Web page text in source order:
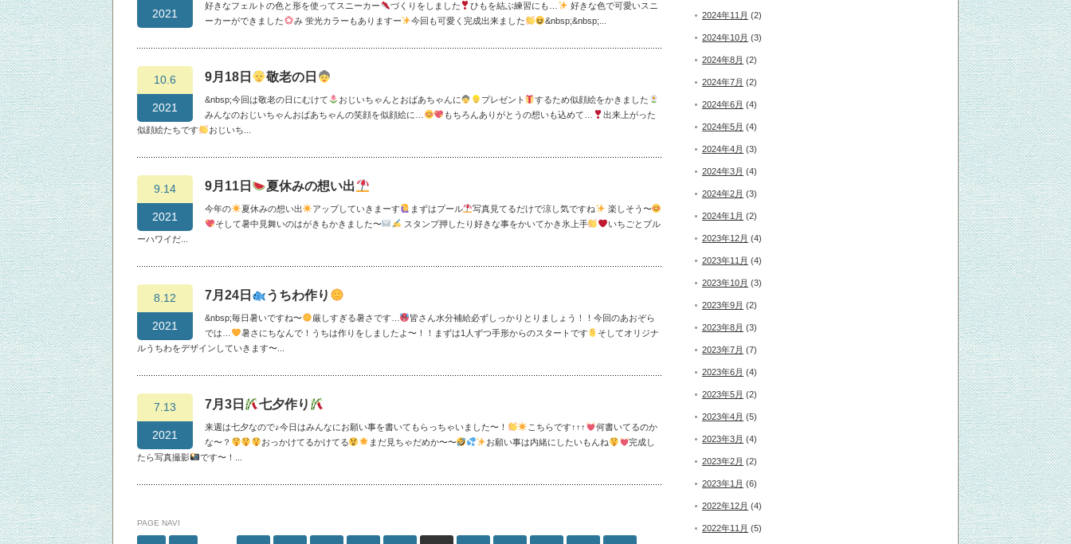
2021
好きなフェルトの色と形を使ってスニーカー づくりをしました ひもを結ぶ練習にも…
好きな色で可愛いスニ
ーカーができました
み 蛍光カラーもありますー 今回も可愛く完成出来ました &nbsp;&nbsp;...
10.6
2021
9月18日 敬老の日
&nbsp;今回は敬老の日にむけて おじいちゃんとおばあちゃんに プレゼント
するため似顔絵をかきました
みんなのおじいちゃんおばあちゃんの笑顔を似顔絵に…
もちろんありがとうの想いも込めて…
出来上がった
似顔絵たちです
おじいち...
9.14
2021
9月11日 夏休みの想い出
今年の 夏休みの想い出 アップしていきまーす まずはプール 写真見てるだけで涼し気ですね
楽しそう〜
そして暑中見舞いのはがきもかきました〜
スタンプ押したり好きな事をかいてかき氷上手
いちごとブル
ーハワイだ...
8.12
2021
7月24日 うちわ作り
&nbsp;毎日暑いですね〜 厳しすぎる暑さです…
皆さん水分補給必ずしっかりとりましょう！！今回のあおぞら
では…
暑さにちなんで！うちは作りをしましたよ〜！！まずは1人ずつ手形からのスタートです
そしてオリジナ
ルうちわをデザインしていきます〜...
7.13
2021
7月3日 七夕作り
来週は七夕なので♪今日はみんなにお願い事を書いてもらっちゃいました〜！ こちらです↑↑↑
何書いてるのか
な〜？
おっかけてるかけてる まだ見ちゃだめか〜〜 お願い事は内緒にしたいもんね
完成し
たら写真撮影
です〜！...
PAGE NAVI
2024年11月 (2)
2024年10月 (3)
2024年8月 (2)
2024年7月 (2)
2024年6月 (4)
2024年5月 (4)
2024年4月 (3)
2024年3月 (4)
2024年2月 (3)
2024年1月 (2)
2023年12月 (4)
2023年11月 (4)
2023年10月 (3)
2023年9月 (2)
2023年8月 (3)
2023年7月 (7)
2023年6月 (4)
2023年5月 (2)
2023年4月 (5)
2023年3月 (4)
2023年2月 (2)
2023年1月 (6)
2022年12月 (4)
2022年11月 (5)